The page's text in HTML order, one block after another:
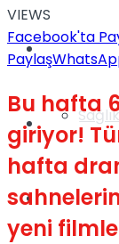
Sağlık
Türkiye
Müzik
Sinema
VIEWS
Facebook'ta
Paylaş
Bu hafta
giriyor!
hafta
yeni